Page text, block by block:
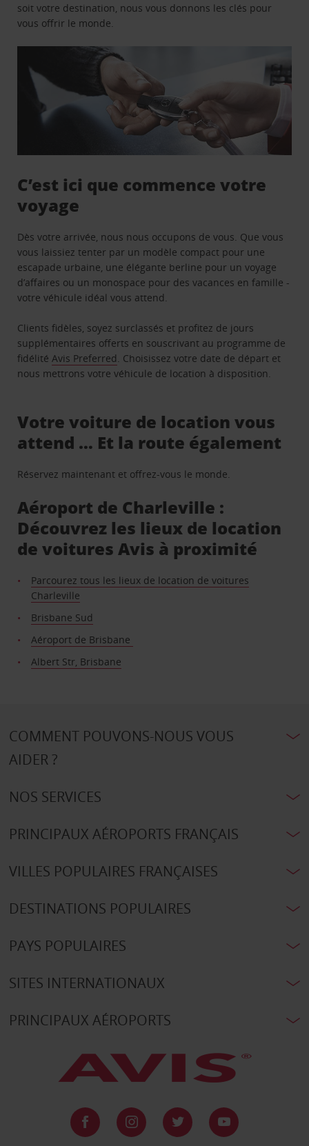
soit votre destination, nous vous donnons les clés pour
vous offrir le monde.
C’est ici que commence votre
voyage
Dès votre arrivée, nous nous occupons de vous. Que vous
vous laissiez tenter par un modèle compact pour une
escapade urbaine, une élégante berline pour un voyage
d’affaires ou un monospace pour des vacances en famille -
votre véhicule idéal vous attend.
Clients fidèles, soyez surclassés et profitez de jours
supplémentaires offerts en souscrivant au programme de
fidélitéAvis Preferred. Choisissez votre date de départ et
nous mettrons votre véhicule de location à disposition.
Votre voiture de location vous
attend … Et la route également
Réservez maintenant et offrez-vous le monde.
Aéroport de Charleville :
Découvrez les lieux de location
de voitures Avis à proximité
Parcourez tous les lieux de location de voitures
Charleville
Brisbane Sud
Aéroport de Brisbane
Albert Str, Brisbane
COMMENT POUVONS-NOUS VOUS
AIDER ?
NOS SERVICES
PRINCIPAUX AÉROPORTS FRANÇAIS
VILLES POPULAIRES FRANÇAISES
DESTINATIONS POPULAIRES
PAYS POPULAIRES
SITES INTERNATIONAUX
PRINCIPAUX AÉROPORTS